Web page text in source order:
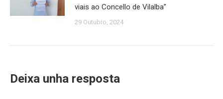
viais ao Concello de Vilalba”
29 Outubro, 2024
Deixa unha resposta